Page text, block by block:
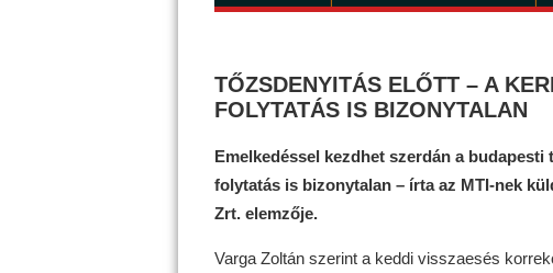
TŐZSDENYITÁS ELŐTT – A
FOLYTATÁS IS BIZONYTALAN
Emelkedéssel kezdhet szerdán a budapesti
folytatás is bizonytalan – írta az MTI-nek
Zrt. elemzője.
Varga Zoltán szerint a keddi visszaesés